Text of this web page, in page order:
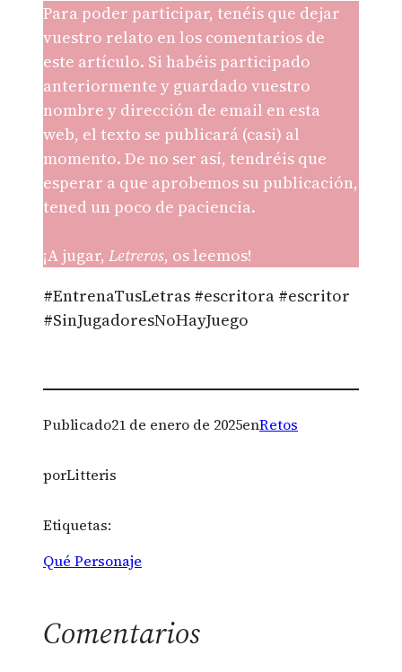
Para poder participar, tenéis que dejar
vuestro relato en los comentarios de
este artículo. Si habéis participado
anteriormente y guardado vuestro
nombre y dirección de email en esta
web, el texto se publicará (casi) al
momento. De no ser así, tendréis que
esperar a que aprobemos su publicación,
tened un poco de paciencia.
¡A jugar, Letreros, os leemos!
#EntrenaTusLetras #escritora #escritor
#SinJugadoresNoHayJuego
Publicado21 de enero de 2025enRetos
porLitteris
Etiquetas:
Qué Personaje
Comentarios